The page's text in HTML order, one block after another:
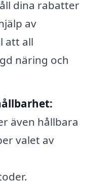
dina rabatter
av
att all
näring och
även hållbara
valet av